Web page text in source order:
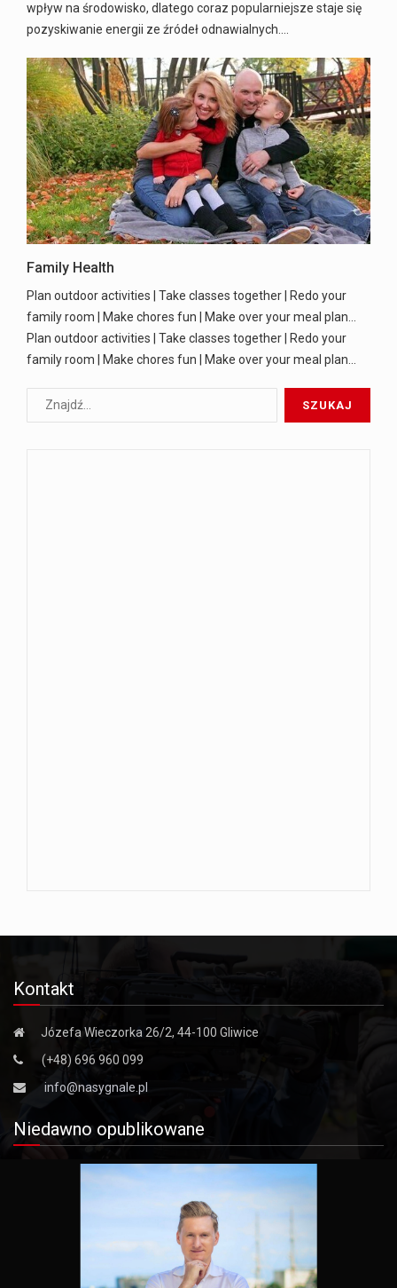
wpływ na środowisko, dlatego coraz popularniejsze staje się
pozyskiwanie energii ze źródeł odnawialnych.…
Family Health
Plan outdoor activities | Take classes together | Redo your
family room | Make chores fun | Make over your meal plan...
Plan outdoor activities | Take classes together | Redo your
family room | Make chores fun | Make over your meal plan...
Kontakt
Józefa Wieczorka 26/2, 44-100 Gliwice
(+48) 696 960 099
info@nasygnale.pl
Niedawno opublikowane